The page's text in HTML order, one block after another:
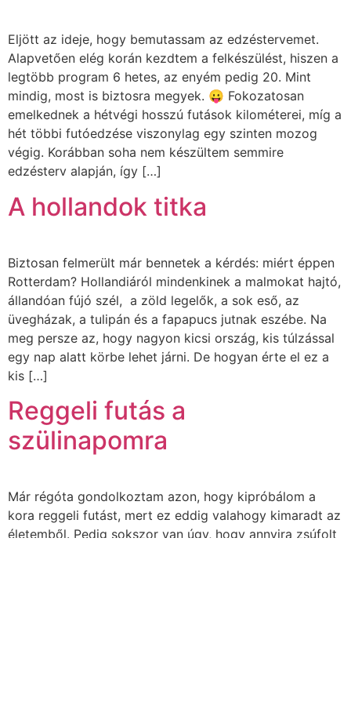
Eljött az ideje, hogy bemutassam az edzéstervemet.
Alapvetően elég korán kezdtem a felkészülést, hiszen a
legtöbb program 6 hetes, az enyém pedig 20. Mint
mindig, most is biztosra megyek. 😛 Fokozatosan
emelkednek a hétvégi hosszú futások kilométerei, míg a
hét többi futóedzése viszonylag egy szinten mozog
végig. Korábban soha nem készültem semmire
edzésterv alapján, így […]
A hollandok titka
Biztosan felmerült már bennetek a kérdés: miért éppen
Rotterdam? Hollandiáról mindenkinek a malmokat hajtó,
állandóan fújó szél, a zöld legelők, a sok eső, az
üvegházak, a tulipán és a fapapucs jutnak eszébe. Na
meg persze az, hogy nagyon kicsi ország, kis túlzással
egy nap alatt körbe lehet járni. De hogyan érte el ez a
kis […]
Reggeli futás a
szülinapomra
Már régóta gondolkoztam azon, hogy kipróbálom a
kora reggeli futást, mert ez eddig valahogy kimaradt az
életemből. Pedig sokszor van úgy, hogy annyira zsúfolt